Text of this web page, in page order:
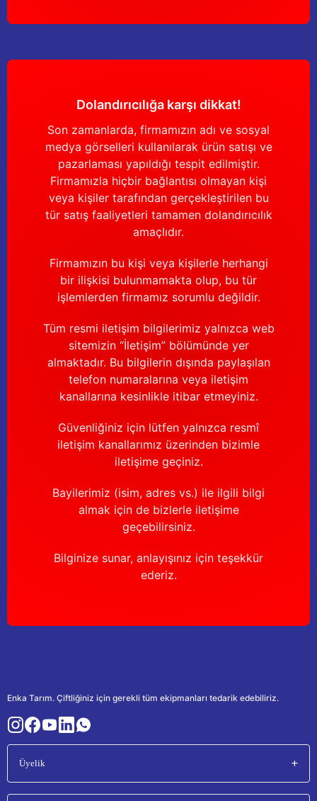
Dolandırıcılığa karşı dikkat!
Son zamanlarda, firmamızın adı ve sosyal
medya görselleri kullanılarak ürün satışı ve
pazarlaması yapıldığı tespit edilmiştir.
Firmamızla hiçbir bağlantısı olmayan kişi
veya kişiler tarafından gerçekleştirilen bu
tür satış faaliyetleri tamamen dolandırıcılık
amaçlıdır.
Firmamızın bu kişi veya kişilerle herhangi
bir ilişkisi bulunmamakta olup, bu tür
işlemlerden firmamız sorumlu değildir.
Tüm resmi iletişim bilgilerimiz yalnızca web
sitemizin “İletişim” bölümünde yer
almaktadır. Bu bilgilerin dışında paylaşılan
telefon numaralarına veya iletişim
kanallarına kesinlikle itibar etmeyiniz.
Güvenliğiniz için lütfen yalnızca resmî
iletişim kanallarımız üzerinden bizimle
iletişime geçiniz.
Bayilerimiz (isim, adres vs.) ile ilgili bilgi
almak için de bizlerle iletişime
geçebilirsiniz.
Bilginize sunar, anlayışınız için teşekkür
ederiz.
Enka Tarım. Çiftliğiniz için gerekli tüm ekipmanları tedarik edebiliriz.
Üyelik